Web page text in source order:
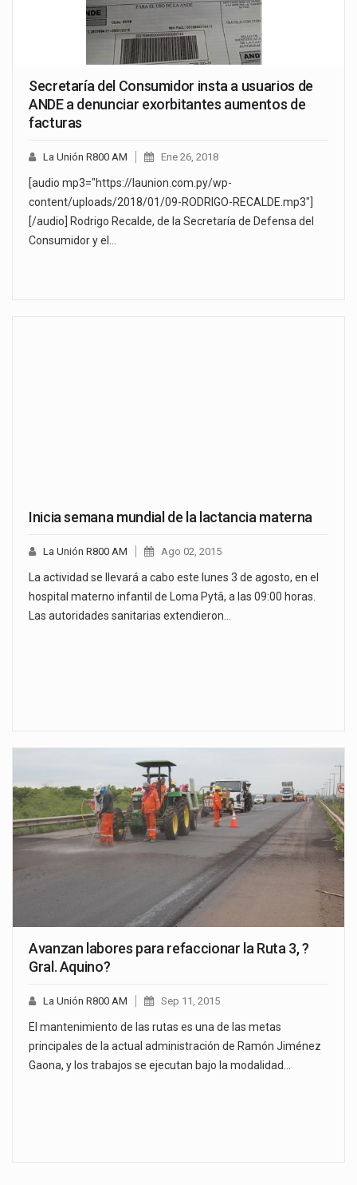
Secretaría del Consumidor insta a usuarios de
ANDE a denunciar exorbitantes aumentos de
facturas
La Unión R800 AM Ene 26, 2018
[audio mp3="https://launion.com.py/wp-
content/uploads/2018/01/09-RODRIGO-RECALDE.mp3"]
[/audio] Rodrigo Recalde, de la Secretaría de Defensa del
Consumidor y el…
Inicia semana mundial de la lactancia materna
La Unión R800 AM Ago 02, 2015
La actividad se llevará a cabo este lunes 3 de agosto, en el
hospital materno infantil de Loma Pytâ, a las 09:00 horas.
Las autoridades sanitarias extendieron…
Avanzan labores para refaccionar la Ruta 3, ?
Gral. Aquino?
La Unión R800 AM Sep 11, 2015
El mantenimiento de las rutas es una de las metas
principales de la actual administración de Ramón Jiménez
Gaona, y los trabajos se ejecutan bajo la modalidad…